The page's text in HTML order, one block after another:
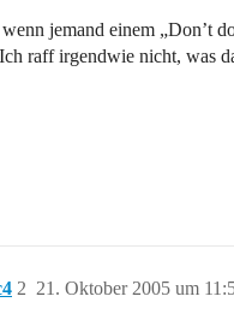
jemand einem „Don’t
raff irgendwie nicht, was
21. Oktober 2005 um
2